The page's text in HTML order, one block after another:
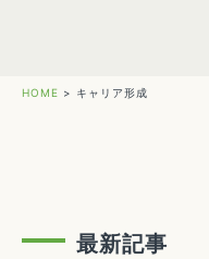
HOME > キャリア形成
最新記事